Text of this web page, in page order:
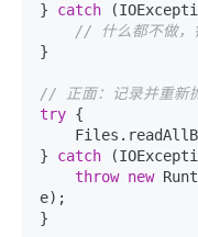
} catch
// 什么都不做，
}
// 正面：记录并重新
try {
} catch
throw new
e);